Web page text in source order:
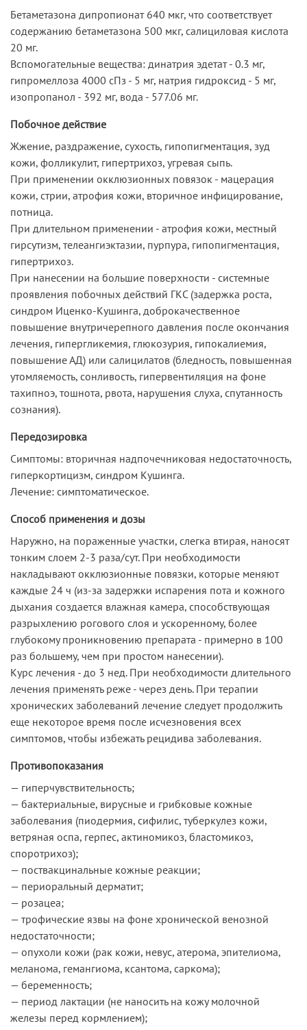
Бетаметазона дипропионат 640 мкг, что соответствует
содержанию бетаметазона 500 мкг, салициловая кислота
20 мг.
Вспомогательные вещества: динатрия эдетат - 0.3 мг,
гипромеллоза 4000 сПз - 5 мг, натрия гидроксид - 5 мг,
изопропанол - 392 мг, вода - 577.06 мг.
Побочное действие
Жжение, раздражение, сухость, гипопигментация, зуд
кожи, фолликулит, гипертрихоз, угревая сыпь.
При применении окклюзионных повязок - мацерация
кожи, стрии, атрофия кожи, вторичное инфицирование,
потница.
При длительном применении - атрофия кожи, местный
гирсутизм, телеангиэктазии, пурпура, гипопигментация,
гипертрихоз.
При нанесении на большие поверхности - системные
проявления побочных действий ГКС (задержка роста,
синдром Иценко-Кушинга, доброкачественное
повышение внутричерепного давления после окончания
лечения, гипергликемия, глюкозурия, гипокалиемия,
повышение АД) или салицилатов (бледность, повышенная
утомляемость, сонливость, гипервентиляция на фоне
тахипноэ, тошнота, рвота, нарушения слуха, спутанность
сознания).
Передозировка
Симптомы: вторичная надпочечниковая недостаточность,
гиперкортицизм, синдром Кушинга.
Лечение: симптоматическое.
Способ применения и дозы
Наружно, на пораженные участки, слегка втирая, наносят
тонким слоем 2-3 раза/сут. При необходимости
накладывают окклюзионные повязки, которые меняют
каждые 24 ч (из-за задержки испарения пота и кожного
дыхания создается влажная камера, способствующая
разрыхлению рогового слоя и ускоренному, более
глубокому проникновению препарата - примерно в 100
раз большему, чем при простом нанесении).
Курс лечения - до 3 нед. При необходимости длительного
лечения применять реже - через день. При терапии
хронических заболеваний лечение следует продолжить
еще некоторое время после исчезновения всех
симптомов, чтобы избежать рецидива заболевания.
Противопоказания
— гиперчувствительность;
— бактериальные, вирусные и грибковые кожные
заболевания (пиодермия, сифилис, туберкулез кожи,
ветряная оспа, герпес, актиномикоз, бластомикоз,
споротрихоз);
— поствакцинальные кожные реакции;
— периоральный дерматит;
— розацеа;
— трофические язвы на фоне хронической венозной
недостаточности;
— опухоли кожи (рак кожи, невус, атерома, эпителиома,
меланома, гемангиома, ксантома, саркома);
— беременность;
— период лактации (не наносить на кожу молочной
железы перед кормлением);